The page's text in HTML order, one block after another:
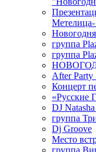
группа
группа
After
Концерт
«Русские
DJ
группа
Dj Groove
Место
группа